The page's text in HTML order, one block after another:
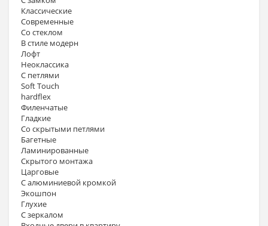
Классические
Современные
Со стеклом
В стиле модерн
Лофт
Неоклассика
С петлями
Soft Touch
hardflex
Филенчатые
Гладкие
Со скрытыми петлями
Багетные
Ламинированные
Скрытого монтажа
Царговые
С алюминиевой кромкой
Экошпон
Глухие
С зеркалом